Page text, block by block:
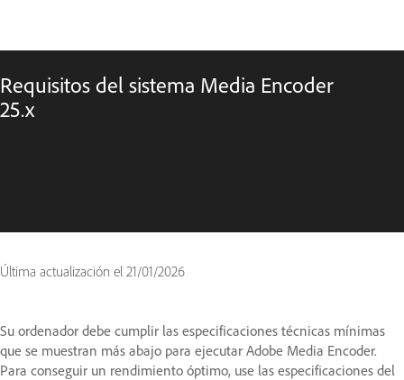
Requisitos del sistema Media Encoder
25.x
Última actualización el 21/01/2026
Su ordenador debe cumplir las especificaciones técnicas mínimas
que se muestran más abajo para ejecutar Adobe Media Encoder.
Para conseguir un rendimiento óptimo, use las especificaciones del